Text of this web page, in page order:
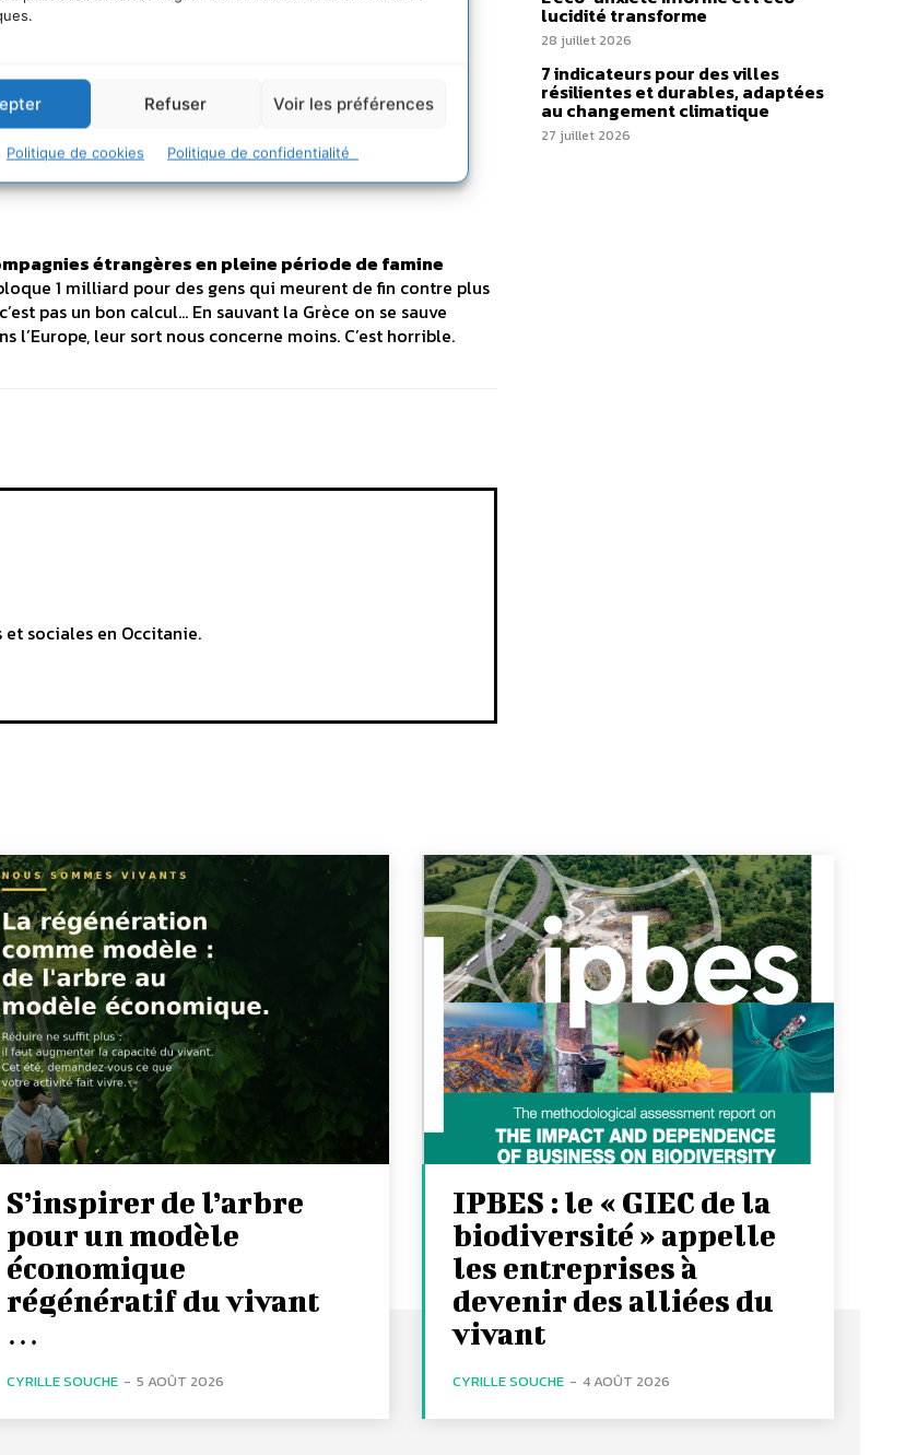
Refuser Voir les préférences
Politique de cookies Politique de confidentialité
étrangères en pleine période de famine
1 milliard pour des gens qui meurent de fin contre plus
pas un bon calcul… En sauvant la Grèce on se sauve
l’Europe, leur sort nous concerne moins. C’est horrible.
sociales en Occitanie.
lucidité transforme
28 juillet 2026
7 indicateurs pour des villes
résilientes et durables, adaptées
au changement climatique
27 juillet 2026
S’inspirer de l’arbre
pour un modèle
économique
régénératif du vivant
…
CYRILLE SOUCHE - 5 AOÛT 2026
IPBES : le « GIEC de la
biodiversité » appelle
les entreprises à
devenir des alliées du
vivant
CYRILLE SOUCHE - 4 AOÛT 2026